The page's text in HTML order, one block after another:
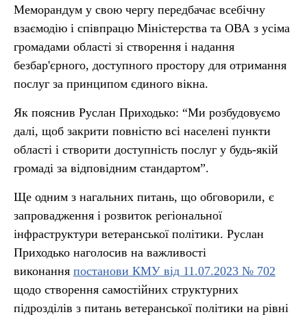
Меморандум у свою чергу передбачає всебічну
взаємодію і співпрацю Міністерства та ОВА з усіма
громадами області зі створення і надання
безбар'єрного, доступного простору для отримання
послуг за принципом єдиного вікна.
Як пояснив Руслан Приходько: “Ми розбудовуємо
далі, щоб закрити повністю всі населені пункти
області і створити доступність послуг у будь-якій
громаді за відповідним стандартом”.
Ще одним з нагальних питань, що обговорили, є
запровадження і розвиток регіональної
інфраструктури ветеранської політики. Руслан
Приходько наголосив на важливості
виконання постанови КМУ від 11.07.2023 № 702
щодо створення самостійних структурних
підрозділів з питань ветеранської політики на рівні